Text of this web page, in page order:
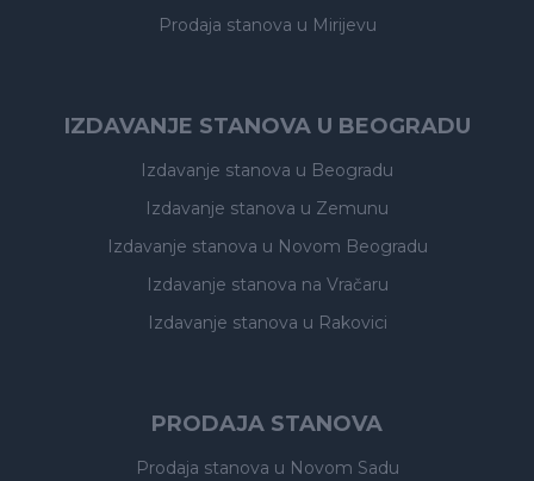
Prodaja stanova u Mirijevu
IZDAVANJE STANOVA U BEOGRADU
Izdavanje stanova u Beogradu
Izdavanje stanova u Zemunu
Izdavanje stanova u Novom Beogradu
Izdavanje stanova na Vračaru
Izdavanje stanova u Rakovici
PRODAJA STANOVA
Prodaja stanova u Novom Sadu